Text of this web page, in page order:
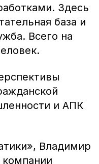
Здесь
база и
Всего на
и АПК
Владимир